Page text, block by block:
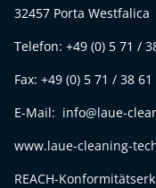
32457 Porta Westfalica
Telefon: +49 (0) 5 71 /
Fax: +49 (0) 5 71 / 38
E-Mail: info@laue-
www.laue-cleaning-
REACH-